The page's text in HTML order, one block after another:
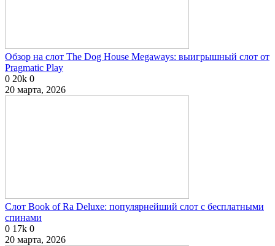
Обзор на слот The Dog House Megaways: выигрышный слот от
Pragmatic Play
0 20k 0
20 марта, 2026
Слот Book of Ra Deluxe: популярнейший слот с бесплатными
спинами
0 17k 0
20 марта, 2026